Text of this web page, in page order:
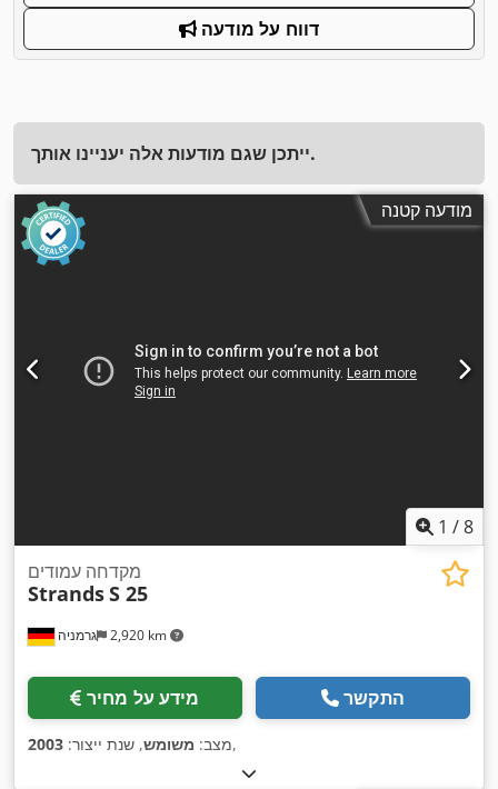
דווח על מודעה
ייתכן שגם מודעות אלה יעניינו אותך.
מודעה קטנה
1 /8
גרמניה 2,920 km
מקדחה עמודים
StrandsS 25
מידע על מחיר התקשר
מצב: משומש, שנת ייצור: 2003 ,